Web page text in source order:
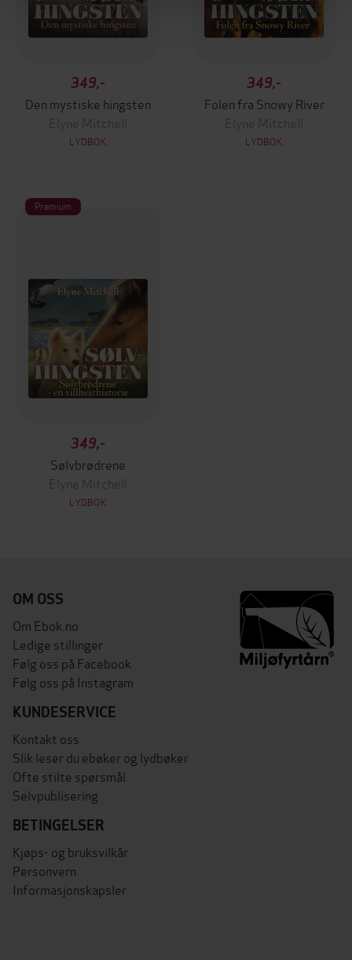
349,-
Den mystiske hingsten
Elyne Mitchell
LYDBOK
349,-
Folen fra Snowy River
Elyne Mitchell
LYDBOK
Premium
349,-
Sølvbrødrene
Elyne Mitchell
LYDBOK
OM OSS
Om Ebok.no
Ledige stillinger
Følg oss på Facebook
Følg oss på Instagram
KUNDESERVICE
Kontakt oss
Slik leser du ebøker og lydbøker
Ofte stilte spørsmål
Selvpublisering
BETINGELSER
Kjøps- og bruksvilkår
Personvern
Informasjonskapsler